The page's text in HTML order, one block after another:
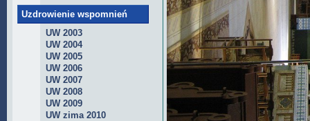
Uzdrowienie wspomnień
UW 2003
UW 2004
UW 2005
UW 2006
UW 2007
UW 2008
UW 2009
UW zima 2010